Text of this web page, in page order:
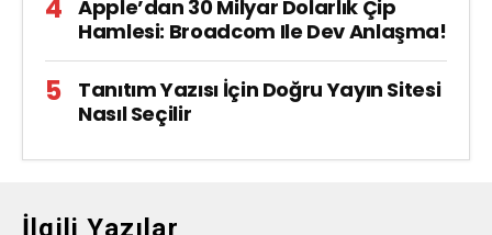
Apple’dan 30 Milyar Dolarlık Çip
Hamlesi: Broadcom Ile Dev Anlaşma!
Tanıtım Yazısı İçin Doğru Yayın Sitesi
Nasıl Seçilir
İlgili Yazılar